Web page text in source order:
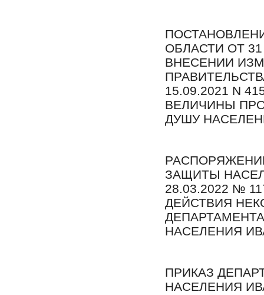
ОБЛАСТИ ОТ 31
ВНЕСЕНИИ
15.09.2021 N
ВЕЛИЧИНЫ
ДУШУ
ЗАЩИТЫ
28.03.2022 №
ДЕЙСТВИЯ
НАСЕЛЕНИЯ
ПРИКАЗ
НАСЕЛЕНИЯ